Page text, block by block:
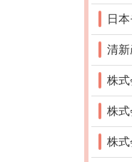
日
清
株
株
株